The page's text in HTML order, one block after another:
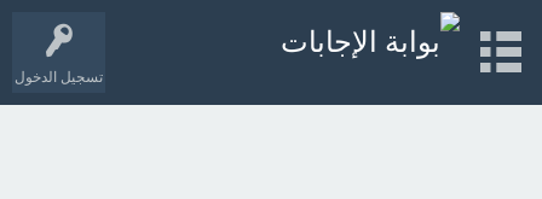
تسجيل الدخول